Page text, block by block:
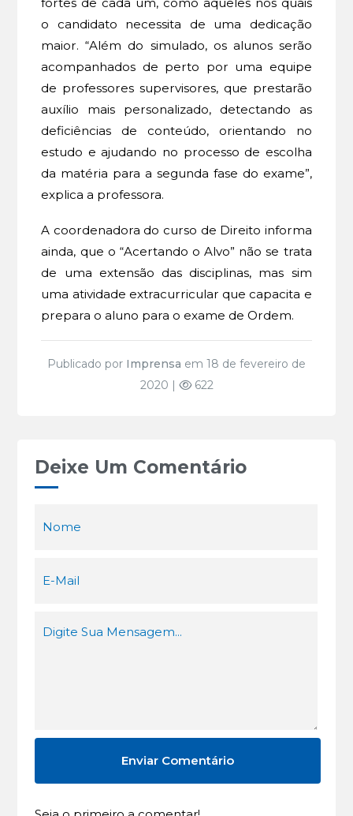
o candidato necessita de uma dedicação
maior. “Além do simulado, os alunos serão
acompanhados de perto por uma equipe
de professores supervisores, que prestarão
auxílio mais personalizado, detectando as
deficiências de conteúdo, orientando no
estudo e ajudando no processo de escolha
da matéria para a segunda fase do exame”,
explica a professora.
A coordenadora do curso de Direito informa
ainda, que o “Acertando o Alvo” não se trata
de uma extensão das disciplinas, mas sim
uma atividade extracurricular que capacita e
prepara o aluno para o exame de Ordem.
Publicado por Imprensa em 18 de fevereiro de
2020 |
622
Deixe Um Comentário